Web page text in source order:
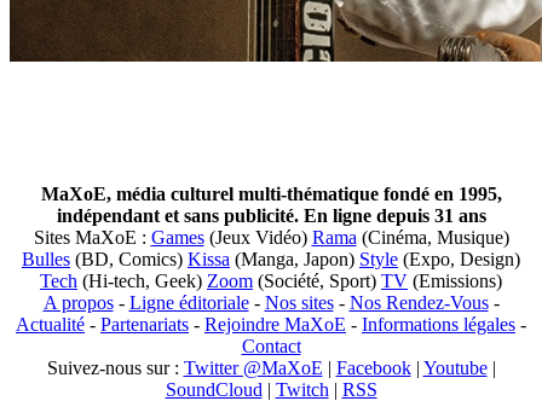
MaXoE, média culturel multi-thématique fondé en 1995,
indépendant et sans publicité. En ligne depuis 31 ans
Sites MaXoE : Games(Jeux Vidéo) Rama (Cinéma, Musique)
Bulles (BD, Comics) Kissa (Manga, Japon) Style (Expo, Design)
Tech (Hi-tech, Geek) Zoom (Société, Sport) TV (Emissions)
A propos- Ligne éditoriale- Nos sites- Nos Rendez-Vous-
Actualité - Partenariats - Rejoindre MaXoE - Informations légales -
Contact
Suivez-nous sur : Twitter @MaXoE | Facebook| Youtube|
SoundCloud | Twitch | RSS